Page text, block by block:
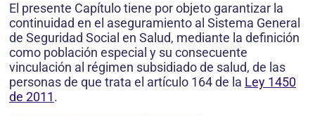
El presente Capítulo tiene por objeto garantizar la
continuidad en el aseguramiento al Sistema General
de Seguridad Social en Salud, mediante la definición
como población especial y su consecuente
vinculación al régimen subsidiado de salud, de las
personas de que trata el artículo 164 de la Ley 1450
de 2011.